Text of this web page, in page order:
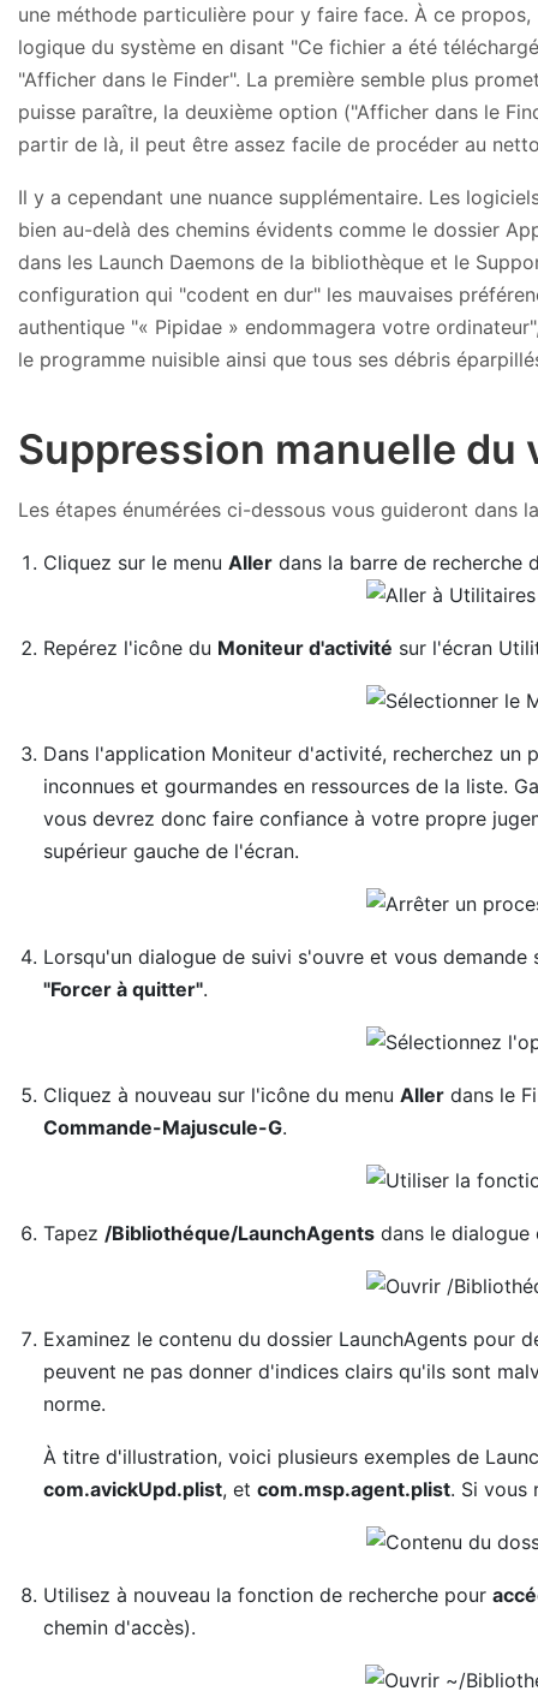
une méthode particulière pour y faire face. À ce
logique du système en disant "Ce fichier a été
"Afficher dans le Finder". La première semble plus
puisse paraître, la deuxième option ("Afficher dans le
partir de là, il peut être assez facile de procéder au
Il y a cependant une nuance supplémentaire. Les
bien au-delà des chemins évidents comme le dossier
dans les Launch Daemons de la bibliothèque et le
configuration qui "codent en dur" les mauvaises
authentique "« Pipidae » endommagera votre
le programme nuisible ainsi que tous ses débris
Suppression manuelle du
Les étapes énumérées ci-dessous vous guideront
Cliquez sur le menuAller dans la barre de recherche
Repérez l'icône du Moniteur d'activité sur l'écran
Dans l'application Moniteur d'activité, recherchez un
inconnues et gourmandes en ressources de la liste.
vous devrez donc faire confiance à votre propre
supérieur gauche de l'écran.
Lorsqu'un dialogue de suivi s'ouvre et vous
"Forcer à quitter".
Cliquez à nouveau sur l'icône du menuAller dans le
Commande-Majuscule-G.
Tapez /Bibliothéque/LaunchAgents dans le
Examinez le contenu du dossier LaunchAgents pour
peuvent ne pas donner d'indices clairs qu'ils sont
norme.
À titre d'illustration, voici plusieurs exemples de
com.avickUpd.plist, etcom.msp.agent.plist. Si vous
Utilisez à nouveau la fonction de recherche pour
chemin d'accès).